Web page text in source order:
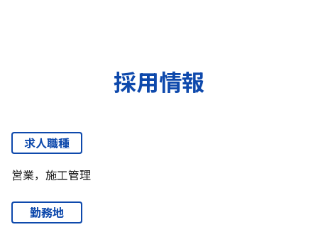
採用情報
求人職種
営業，施工管理
勤務地